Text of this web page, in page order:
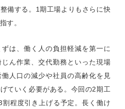
備する。 1期工場よりもさらに快
す。
は、働く人の負担軽減を第一に
ん作業、交代勤務といった現場
人口の減少や社員の高齢化を見
ていく必要がある。今回の2期工
割程度引き上げる予定。長く働け